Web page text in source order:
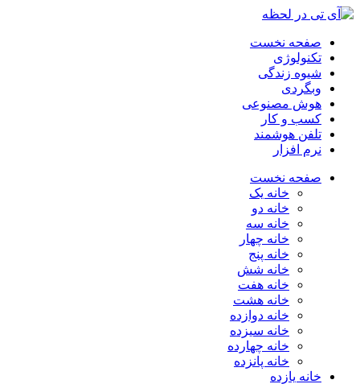
صفحه نخست
تکنولوژی
شیوه زندگی
وبگردی
هوش مصنوعی
کسب و کار
تلفن هوشمند
نرم افزار
صفحه نخست
خانه یک
خانه دو
خانه سه
خانه چهار
خانه پنج
خانه شش
خانه هفت
خانه هشت
خانه دوازده
خانه سیزده
خانه چهارده
خانه پانزده
خانه یازده